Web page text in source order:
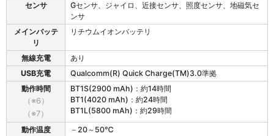
センサ
Gセンサ、ジャイロ、近接センサ、照度センサ、地磁気セ
ンサ
メインバッテ
リ
リチウムイオンバッテリ
無線充電
あり
USB充電
Qualcomm(R) Quick Charge(TM)3.0準拠
動作時間
（※6）
（※7）
BT1S(2900 mAh)：約14時間
BT1(4020 mAh)：約24時間
BT1L(5800 mAh)：約29時間
動作温度
－20～50℃